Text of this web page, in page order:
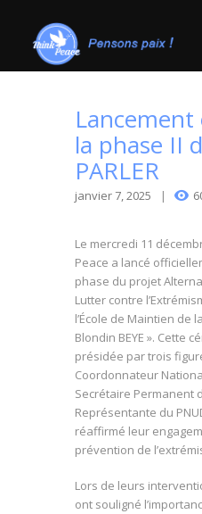
la phase II
PARLER
janvier 7, 2025
Le mercredi 11
Peace a lancé
phase du projet
Lutter contre
l’École de Maintien de
Blondin BEYE ». Cette
présidée par trois
Coordonnateur
Secrétaire Permanent
Représentante du
réaffirmé leur
prévention de
Lors de leurs
ont souligné